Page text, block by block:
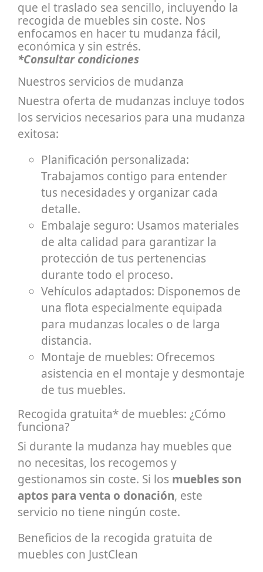
que el traslado sea sencillo, incluyendo la
recogida de muebles sin coste. Nos
enfocamos en hacer tu mudanza fácil,
económica y sin estrés.
*Consultar condiciones
Nuestros servicios de mudanza
Nuestra oferta de mudanzas incluye todos
los servicios necesarios para una mudanza
exitosa:
Planificación personalizada:
Trabajamos contigo para entender
tus necesidades y organizar cada
detalle.
Embalaje seguro: Usamos materiales
de alta calidad para garantizar la
protección de tus pertenencias
durante todo el proceso.
Vehículos adaptados: Disponemos de
una flota especialmente equipada
para mudanzas locales o de larga
distancia.
Montaje de muebles: Ofrecemos
asistencia en el montaje y desmontaje
de tus muebles.
Recogida gratuita* de muebles: ¿Cómo
funciona?
Si durante la mudanza hay muebles que
no necesitas, los recogemos y
gestionamos sin coste. Si los muebles son
aptos para venta o donación, este
servicio no tiene ningún coste.
Beneficios de la recogida gratuita de
muebles con JustClean